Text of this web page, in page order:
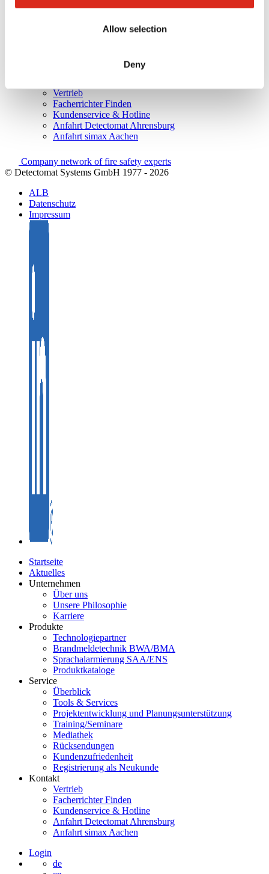
Allow selection
Deny
Tools & Services
Training/Seminare
Kundenzufriedenheit
Registrierung als Neukunde
Vertrieb
Facherrichter Finden
Kundenservice & Hotline
Anfahrt Detectomat Ahrensburg
Anfahrt simax Aachen
Company network of fire safety experts
© Detectomat Systems GmbH 1977 - 2026
ALB
Datenschutz
Impressum
Startseite
Aktuelles
Unternehmen
Über uns
Unsere Philosophie
Karriere
Produkte
Technologiepartner
Brandmeldetechnik BWA/BMA
Sprachalarmierung SAA/ENS
Produktkataloge
Service
Überblick
Tools & Services
Projektentwicklung und Planungsunterstützung
Training/Seminare
Mediathek
Rücksendungen
Kundenzufriedenheit
Registrierung als Neukunde
Kontakt
Vertrieb
Facherrichter Finden
Kundenservice & Hotline
Anfahrt Detectomat Ahrensburg
Anfahrt simax Aachen
Login
de